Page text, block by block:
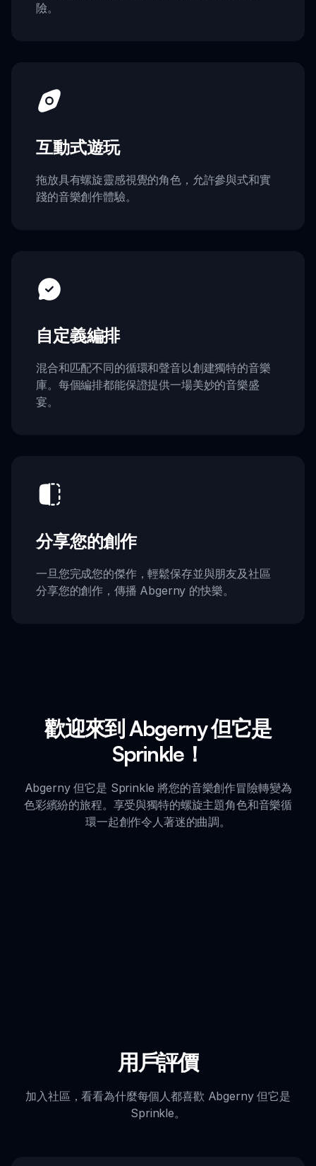
險。
互動式遊玩
拖放具有螺旋靈感視覺的角色，允許參與式和實
踐的音樂創作體驗。
自定義編排
混合和匹配不同的循環和聲音以創建獨特的音樂
庫。每個編排都能保證提供一場美妙的音樂盛
宴。
分享您的創作
一旦您完成您的傑作，輕鬆保存並與朋友及社區
分享您的創作，傳播 Abgerny 的快樂。
歡迎來到 Abgerny 但它是
Sprinkle！
Abgerny 但它是 Sprinkle 將您的音樂創作冒險轉變為
色彩繽紛的旅程。享受與獨特的螺旋主題角色和音樂循
環一起創作令人著迷的曲調。
用戶評價
加入社區，看看為什麼每個人都喜歡 Abgerny 但它是
Sprinkle。